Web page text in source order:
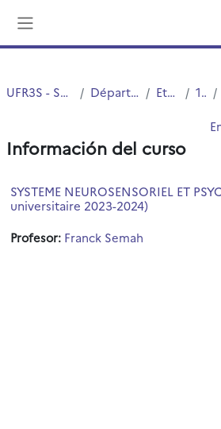
UFR3S - Sciences de Santé et du Sport Département UFR3S - Médecine Etudes Medicales 1ER CYCLE
Información del curso
SYSTEME NEUROSENSORIEL ET
universitaire 2023-2024)
Profesor: Franck Semah